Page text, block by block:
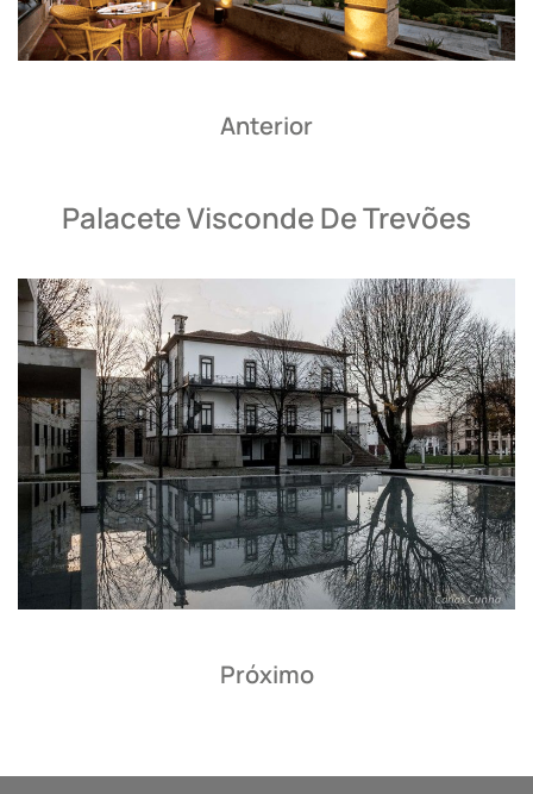
Anterior
Palacete Visconde De Trevões
Próximo